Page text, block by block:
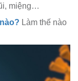
miệng…
Làm thế nào